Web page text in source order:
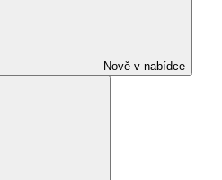
Nově v nabídce